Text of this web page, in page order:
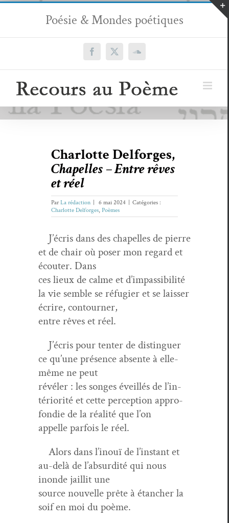
Passer
contenu
Poésie & Mondes poétiques
Facebook
X SoundCloud
Charlotte Delforges,
Chapelles – Entre rêves
et réel
ParLa rédaction 6 mai 2024
Catégories :
Charlotte Delforges, Poèmes
J’écris dans des chapelles de pierre
et de chair où pos­er mon regard et
écouter. Dans
ces lieux de calme et d’im­pas­si­bil­ité
la vie sem­ble se réfugi­er et se laiss­er
écrire, contourner,
entre rêves et réel.
J’écris pour ten­ter de dis­tinguer
ce qu’une présence absente à elle-
même ne peut
révéler : les songes éveil­lés de l’in­
téri­or­ité et cette per­cep­tion appro­
fondie de la réal­ité que l’on
appelle par­fois le réel.
Alors dans l’inouï de l’in­stant et
au-delà de l’ab­sur­dité qui nous
inonde jail­lit une
source nou­velle prête à étanch­er la
soif en moi du poème.